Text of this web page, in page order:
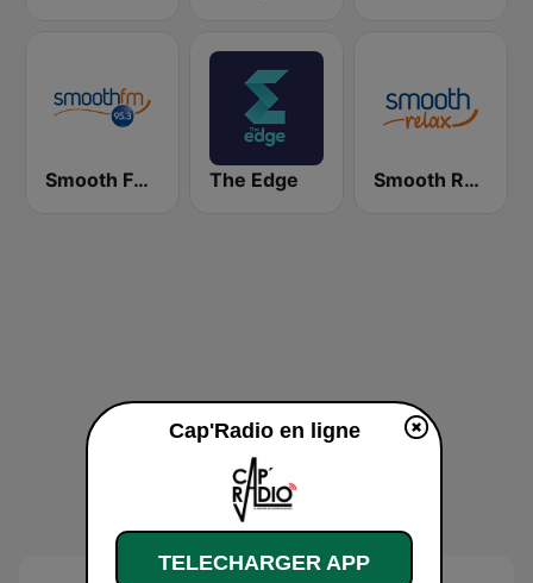
Smooth FM 95.3 Sydney The Edge Smooth Relax
Cap'Radio en ligne
TELECHARGER APP